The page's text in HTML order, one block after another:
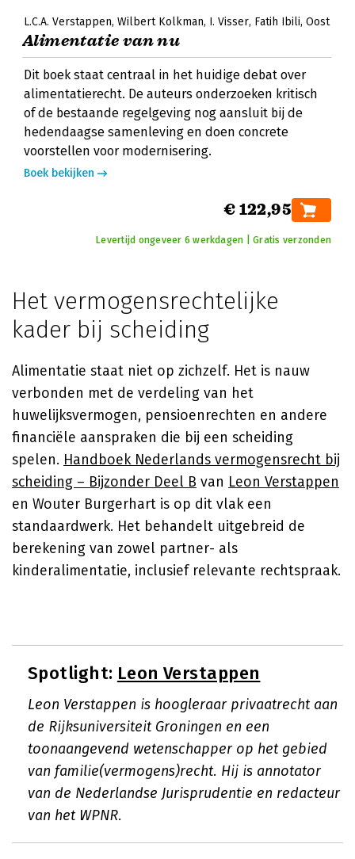
L.C.A. Verstappen Wilbert Kolkman I. Visser Fatih Ibili Oost
Alimentatie van nu
Dit boek staat centraal in het huidige debat over
alimentatierecht. De auteurs onderzoeken kritisch
of de bestaande regelgeving nog aansluit bij de
hedendaagse samenleving en doen concrete
voorstellen voor modernisering.
Boek bekijken
€ 122,95
Levertijd ongeveer 6 werkdagen | Gratis verzonden
Het vermogensrechtelijke
kader bij scheiding
Alimentatie staat niet op zichzelf. Het is nauw
verbonden met de verdeling van het
huwelijksvermogen, pensioenrechten en andere
financiële aanspraken die bij een scheiding
spelen. Handboek Nederlands vermogensrecht bij
scheiding – Bijzonder Deel B van Leon Verstappen
en Wouter Burgerhart is op dit vlak een
standaardwerk. Het behandelt uitgebreid de
berekening van zowel partner- als
kinderalimentatie, inclusief relevante rechtspraak.
Spotlight: Leon Verstappen
Leon Verstappen is hoogleraar privaatrecht aan
de Rijksuniversiteit Groningen en een
toonaangevend wetenschapper op het gebied
van familie(vermogens)recht. Hij is annotator
van de Nederlandse Jurisprudentie en redacteur
van het WPNR.